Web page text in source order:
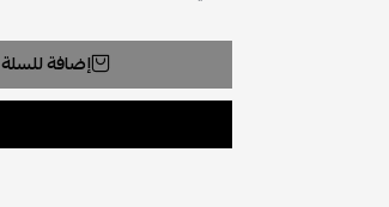
إضافة للسلة